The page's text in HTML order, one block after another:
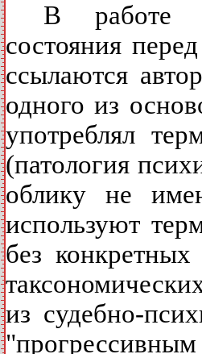
В работе
состояния
ссылаются
одного из
употреблял
(патология
облику не
используют
без
из судебно-